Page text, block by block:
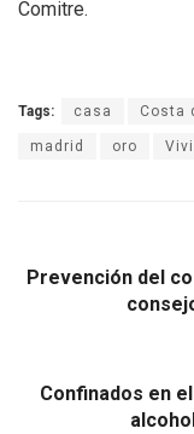
Comitre.
Tags: casa Costa
madrid oro
Prevención del
Confinados en